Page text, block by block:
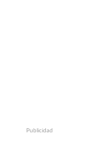
Publicidad